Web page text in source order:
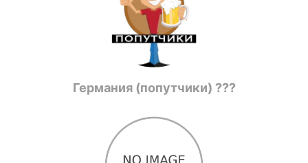
Германия (попутчики) ???